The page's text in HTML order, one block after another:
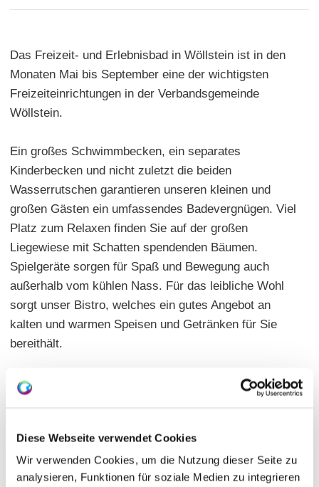
Diese Webseite verwendet Cookies
Wir verwenden Cookies, um die Nutzung dieser Seite zu
analysieren, Funktionen für soziale Medien zu integrieren
Das Freizeit- und Erlebnisbad in Wöllstein ist in den
Monaten Mai bis September eine der wichtigsten
Freizeiteinrichtungen in der Verbandsgemeinde
Wöllstein.
Ein großes Schwimmbecken, ein separates
Kinderbecken und nicht zuletzt die beiden
Wasserrutschen garantieren unseren kleinen und
großen Gästen ein umfassendes Badevergnügen. Viel
Platz zum Relaxen finden Sie auf der großen
Liegewiese mit Schatten spendenden Bäumen.
Spielgeräte sorgen für Spaß und Bewegung auch
außerhalb vom kühlen Nass. Für das leibliche Wohl
sorgt unser Bistro, welches ein gutes Angebot an
kalten und warmen Speisen und Getränken für Sie
bereithält.
Erlebnisbad durch günstige Preise vor allem für